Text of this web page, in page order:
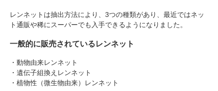
レンネットは抽出方法により、3つの種類があり、最近ではネッ
ト通販や稀にスーパーでも入手できるようになりました。
一般的に販売されているレンネット
・動物由来レンネット
・遺伝子組換えレンネット
・植物性（微生物由来）レンネット